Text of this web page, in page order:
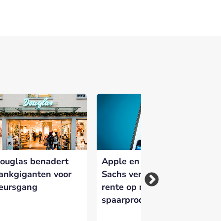
en zichtbaar te maken op
benadert
voor
Apple en Goldman
Sachs verdubbelen
rente op nieuw
spaarproduct